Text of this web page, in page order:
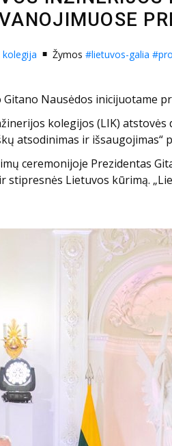
kolegija Žymos #lietuvos-galia
Gitano Nausėdos inicijuotame
kolegijos (LIK)
atsodinimas ir išsaugojimas“
ceremonijoje Prezidentas
stipresnės Lietuvos kūrimą.